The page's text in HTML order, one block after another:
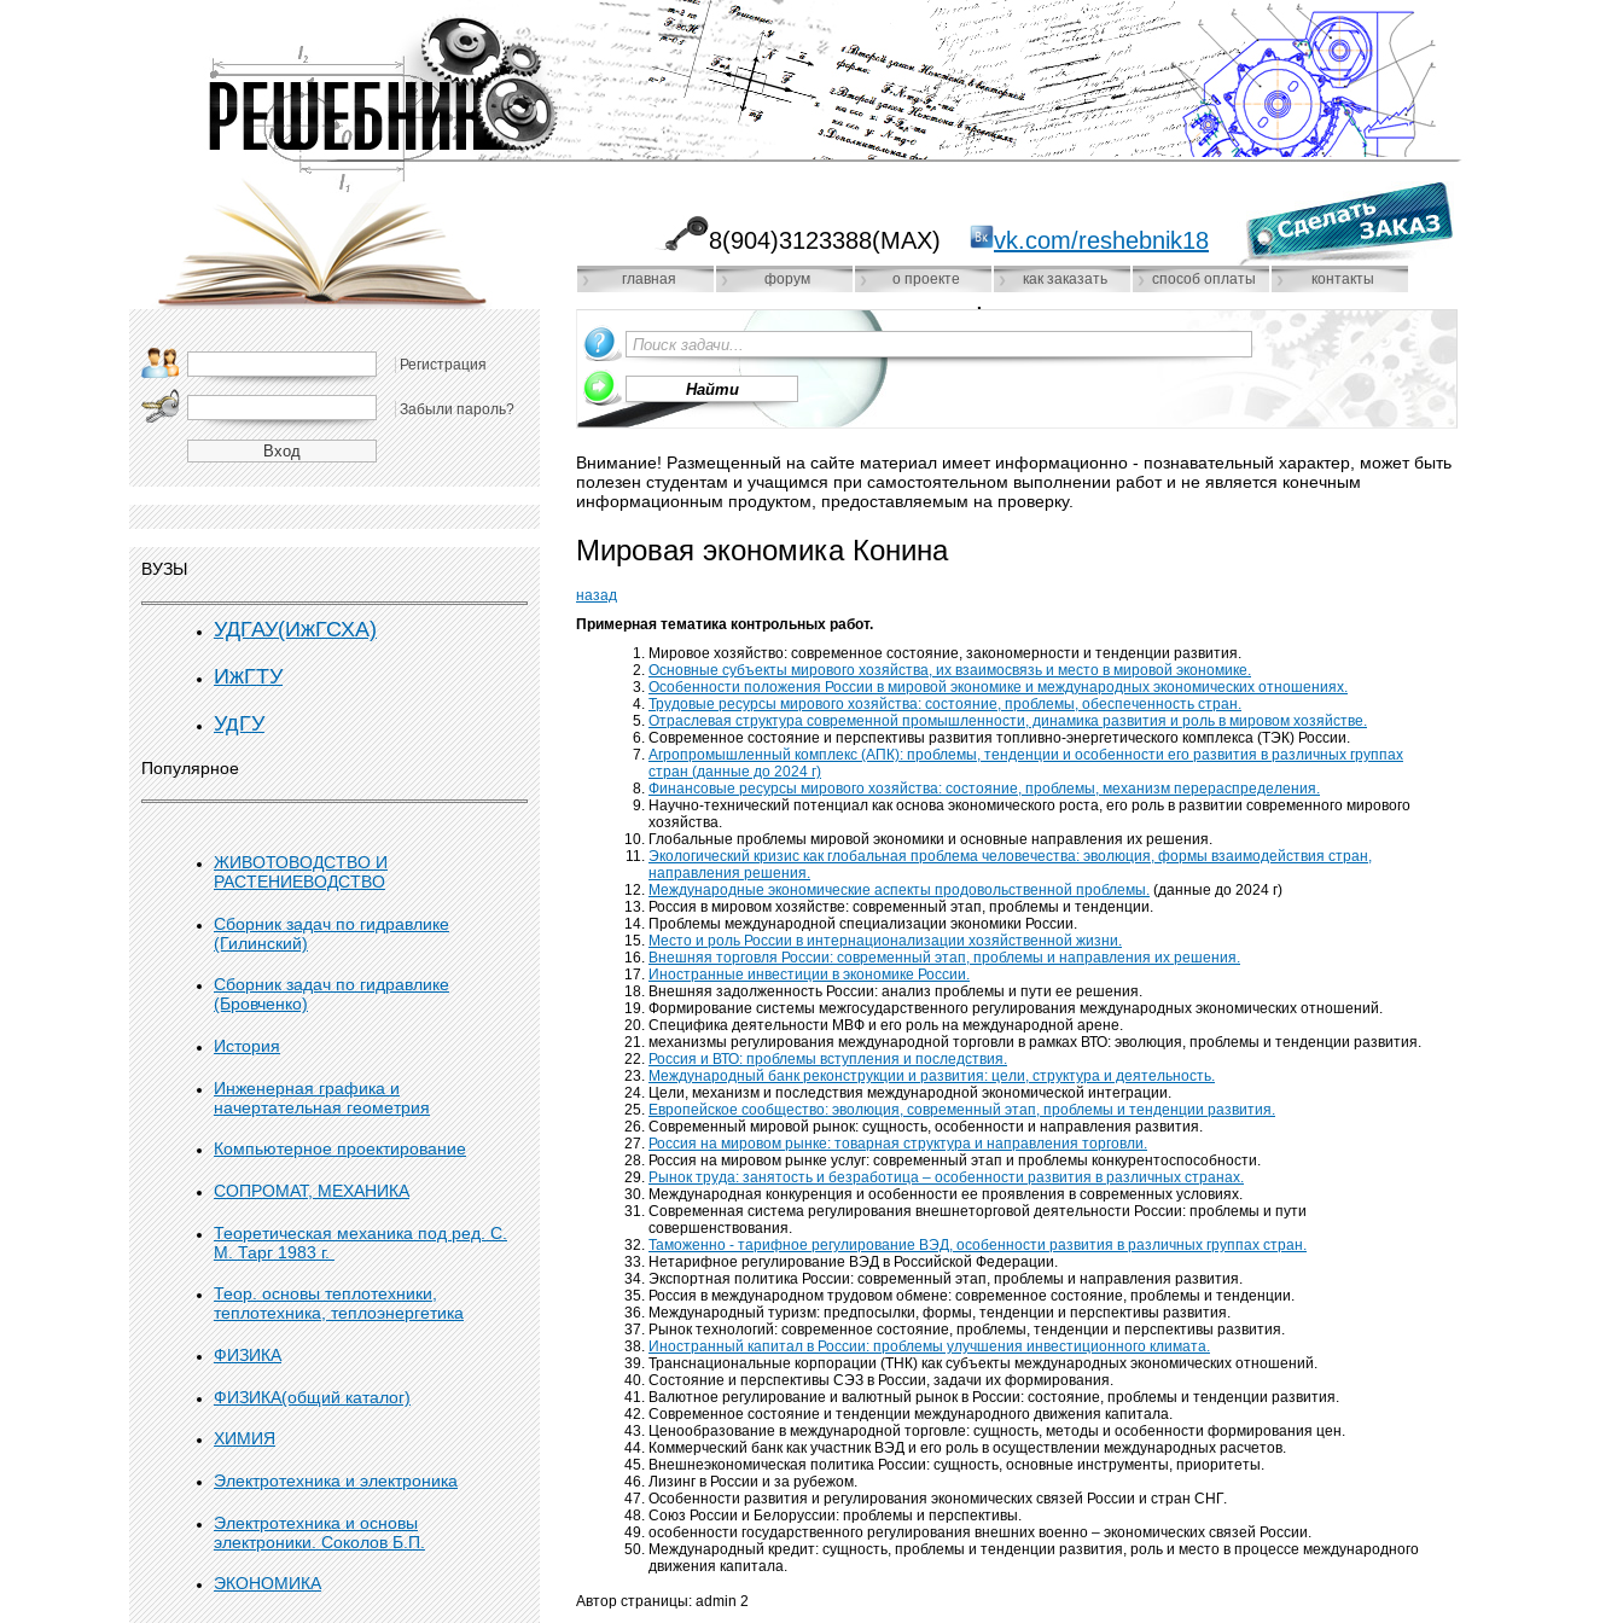
8(904)3123388(MAX) vk.com/reshebnik18
главная форум о проекте как заказать способ оплаты контакты
Регистрация
Забыли пароль?
ВУЗЫ
УДГАУ(ИжГСХА)
ИжГТУ
УдГУ
Популярное
ЖИВОТОВОДСТВО И
РАСТЕНИЕВОДСТВО
Сборник задач по гидравлике
(Гилинский)
Сборник задач по гидравлике
(Бровченко)
История
Инженерная графика и
начертательная геометрия
Компьютерное проектирование
СОПРОМАТ, МЕХАНИКА
Теоретическая механика под ред. С.
М. Тарг 1983 г.
Теор. основы теплотехники,
теплотехника, теплоэнергетика
ФИЗИКА
ФИЗИКА(общий каталог)
ХИМИЯ
Электротехника и электроника
Электротехника и основы
электроники. Соколов Б.П.
ЭКОНОМИКА
Внимание! Размещенный на сайте материал имеет информационно - познавательный характер, может быть
полезен студентам и учащимся при самостоятельном выполнении работ и не является конечным
информационным продуктом, предоставляемым на проверку.
Мировая экономика Конина
назад
Примерная тематика контрольных работ.
Мировое хозяйство: современное состояние, закономерности и тенденции развития.
Основные субъекты мирового хозяйства, их взаимосвязь и место в мировой экономике.
Особенности положения России в мировой экономике и международных экономических отношениях.
Трудовые ресурсы мирового хозяйства: состояние, проблемы, обеспеченность стран.
Отраслевая структура современной промышленности, динамика развития и роль в мировом хозяйстве.
Современное состояние и перспективы развития топливно-энергетического комплекса (ТЭК) России.
Агропромышленный комплекс (АПК): проблемы, тенденции и особенности его развития в различных группах
стран (данные до 2024 г)
Финансовые ресурсы мирового хозяйства: состояние, проблемы, механизм перераспределения.
Научно-технический потенциал как основа экономического роста, его роль в развитии современного мирового
хозяйства.
Глобальные проблемы мировой экономики и основные направления их решения.
Экологический кризис как глобальная проблема человечества: эволюция, формы взаимодействия стран,
направления решения.
Международные экономические аспекты продовольственной проблемы. (данные до 2024 г)
Россия в мировом хозяйстве: современный этап, проблемы и тенденции.
Проблемы международной специализации экономики России.
Место и роль России в интернационализации хозяйственной жизни.
Внешняя торговля России: современный этап, проблемы и направления их решения.
Иностранные инвестиции в экономике России.
Внешняя задолженность России: анализ проблемы и пути ее решения.
Формирование системы межгосударственного регулирования международных экономических отношений.
Специфика деятельности МВФ и его роль на международной арене.
механизмы регулирования международной торговли в рамках ВТО: эволюция, проблемы и тенденции развития.
Россия и ВТО: проблемы вступления и последствия.
Международный банк реконструкции и развития: цели, структура и деятельность.
Цели, механизм и последствия международной экономической интеграции.
Европейское сообщество: эволюция, современный этап, проблемы и тенденции развития.
Современный мировой рынок: сущность, особенности и направления развития.
Россия на мировом рынке: товарная структура и направления торговли.
Россия на мировом рынке услуг: современный этап и проблемы конкурентоспособности.
Рынок труда: занятость и безработица – особенности развития в различных странах.
Международная конкуренция и особенности ее проявления в современных условиях.
Современная система регулирования внешнеторговой деятельности России: проблемы и пути
совершенствования.
Таможенно - тарифное регулирование ВЭД, особенности развития в различных группах стран.
Нетарифное регулирование ВЭД в Российской Федерации.
Экспортная политика России: современный этап, проблемы и направления развития.
Россия в международном трудовом обмене: современное состояние, проблемы и тенденции.
Международный туризм: предпосылки, формы, тенденции и перспективы развития.
Рынок технологий: современное состояние, проблемы, тенденции и перспективы развития.
Иностранный капитал в России: проблемы улучшения инвестиционного климата.
Транснациональные корпорации (ТНК) как субъекты международных экономических отношений.
Состояние и перспективы СЭЗ в России, задачи их формирования.
Валютное регулирование и валютный рынок в России: состояние, проблемы и тенденции развития.
Современное состояние и тенденции международного движения капитала.
Ценообразование в международной торговле: сущность, методы и особенности формирования цен.
Коммерческий банк как участник ВЭД и его роль в осуществлении международных расчетов.
Внешнеэкономическая политика России: сущность, основные инструменты, приоритеты.
Лизинг в России и за рубежом.
Особенности развития и регулирования экономических связей России и стран СНГ.
Союз России и Белоруссии: проблемы и перспективы.
особенности государственного регулирования внешних военно – экономических связей России.
Международный кредит: сущность, проблемы и тенденции развития, роль и место в процессе международного
движения капитала.
Автор страницы: admin 2